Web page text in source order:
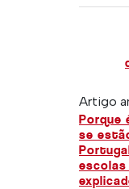
Artigo
Porque
se